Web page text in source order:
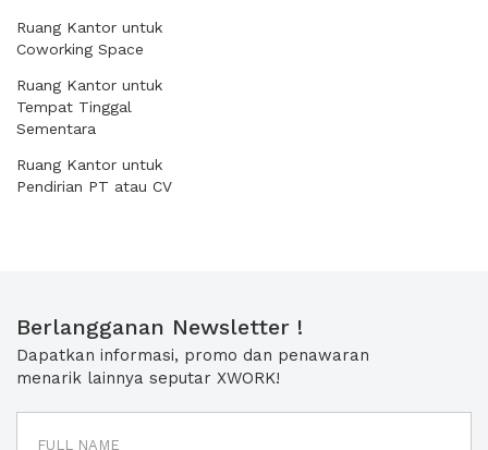
Ruang Kantor untuk
Coworking Space
Ruang Kantor untuk
Tempat Tinggal
Sementara
Ruang Kantor untuk
Pendirian PT atau CV
Berlangganan Newsletter !
Dapatkan informasi, promo dan penawaran
menarik lainnya seputar XWORK!